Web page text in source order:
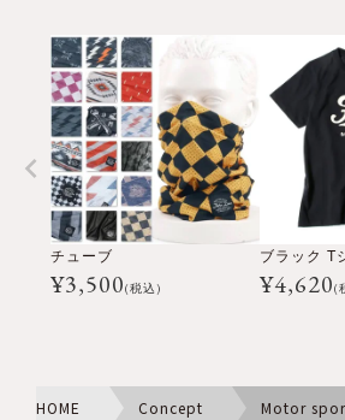
チューブ
¥3,500(税込)
ブラック T
¥4,620(
HOME Concept Motor